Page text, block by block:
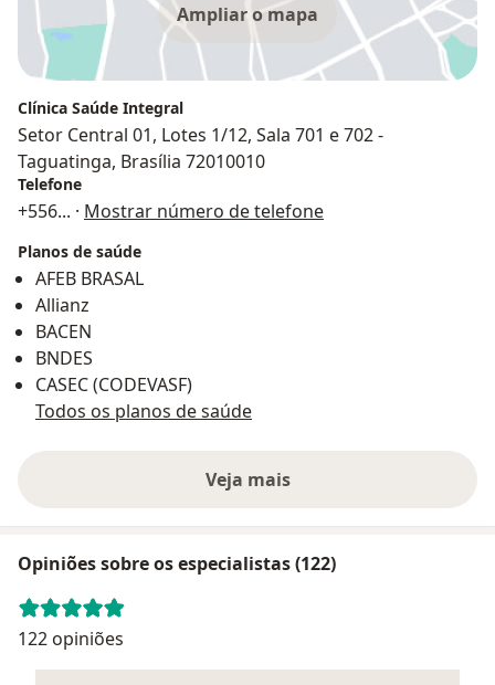
Ampliar o mapa
Clínica Saúde Integral
Setor Central 01, Lotes 1/12, Sala 701 e 702 -
Taguatinga, Brasília 72010010
Telefone
+556... · Mostrar número de telefone
Planos de saúde
AFEB BRASAL
Allianz
BACEN
BNDES
CASEC (CODEVASF)
Todos os planos de saúde
Veja mais
Opiniões sobre os especialistas (122)
122 opiniões